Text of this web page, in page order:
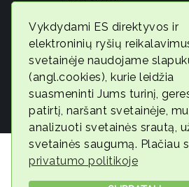
Vykdydami ES direktyvos ir
elektroninių ryšių
svetainėje naudojame
(angl.cookies), kurie leidžia
suasmeninti Jums turinį,
patirtį, naršant svetainėje,
analizuoti svetainės srautą,
svetainės saugumą. Plačiau
privatumo politikoje
Geros
savijautos
ekspertė
Gintarė
Jonaitytė